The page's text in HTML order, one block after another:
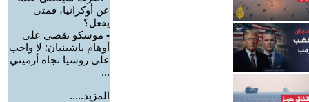
عن أوكرانيا، فمتى
يفعل؟
- موسكو تقضي على
أوهام باشينيان: لا واجب
على روسيا تجاه أرميني
...
المزيد.....